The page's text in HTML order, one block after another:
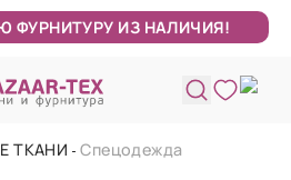
ФУРНИТУРУ ИЗ НАЛИЧИЯ!
ТКАНИ Спецодежда